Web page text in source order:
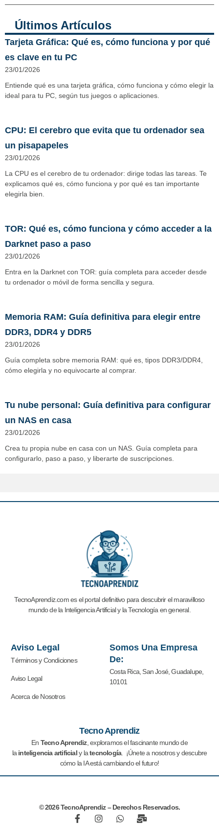
Últimos Artículos
Tarjeta Gráfica: Qué es, cómo funciona y por qué
es clave en tu PC
23/01/2026
Entiende qué es una tarjeta gráfica, cómo funciona y cómo elegir la
ideal para tu PC, según tus juegos o aplicaciones.
CPU: El cerebro que evita que tu ordenador sea
un pisapapeles
23/01/2026
La CPU es el cerebro de tu ordenador: dirige todas las tareas. Te
explicamos qué es, cómo funciona y por qué es tan importante
elegirla bien.
TOR: Qué es, cómo funciona y cómo acceder a la
Darknet paso a paso
23/01/2026
Entra en la Darknet con TOR: guía completa para acceder desde
tu ordenador o móvil de forma sencilla y segura.
Memoria RAM: Guía definitiva para elegir entre
DDR3, DDR4 y DDR5
23/01/2026
Guía completa sobre memoria RAM: qué es, tipos DDR3/DDR4,
cómo elegirla y no equivocarte al comprar.
Tu nube personal: Guía definitiva para configurar
un NAS en casa
23/01/2026
Crea tu propia nube en casa con un NAS. Guía completa para
configurarlo, paso a paso, y liberarte de suscripciones.
TecnoAprendiz.com es el portal definitivo para descubrir el maravilloso
mundo de la Inteligencia Artificial y laTecnología en general.
Aviso Legal
Términos y Condiciones
Aviso Legal
Acerca de Nosotros
Somos Una Empresa
De:
Costa Rica, San José, Guadalupe,
10101
Tecno Aprendiz
En Tecno Aprendiz, exploramos el fascinante mundo de
la inteligencia artificialy latecnología. ¡Únete a nosotros y descubre
cómo la IA está cambiando el futuro!
© 2026 TecnoAprendiz – Derechos Reservados.
F
a
I
n
W
h
M
a